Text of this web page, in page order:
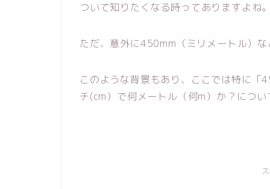
ついて知りたくなる時ってありますよね
ただ、意外に450mm（ミリメートル）
このような背景もあり、ここでは特に
チ(cm）で何メートル（何m）か？につ